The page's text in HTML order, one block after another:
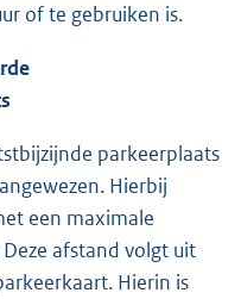
of te gebruiken is.
parkeerplaats
Hierbij
een maximale
afstand volgt uit
Hierin is